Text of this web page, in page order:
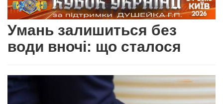
Умань залишиться без
води вночі: що сталося